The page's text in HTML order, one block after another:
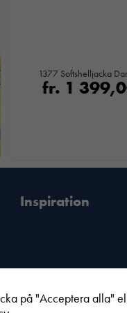
1377 Softshelljacka
fr. 1
Inspiration
Kampanjer
på "Acceptera alla"